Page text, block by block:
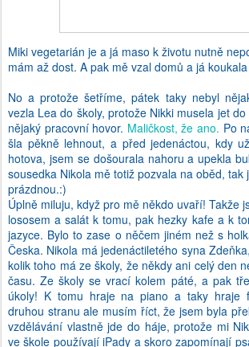
Miki vegetarián je a já maso k životu nutně
mám až dost. A pak mě vzal domů a já
No a protože šetříme, pátek taky nebyl
vezla Lea do školy, protože Nikki musela jet
nějaký pracovní hovor. Maličkost, že ano. Po
šla pěkně lehnout, a před jedenáctou, kdy
hotova, jsem se došourala nahoru a upekla
sousedka Nikola mě totiž pozvala na oběd, tak
prázdnou.:)
Úplně miluju, když pro mě někdo uvaří! Takže
lososem a salát k tomu, pak hezky kafe a k
jazyce. Bylo to zase o něčem jiném než s
Česka. Nikola má jedenáctiletého syna
kolik toho má ze školy, že někdy ani celý den
času. Ze školy se vrací kolem páté, a pak
úkoly! K tomu hraje na piano a taky hraje
druhou stranu ale musím říct, že jsem byla
vzdělávání vlastně jde do háje, protože mi
ve škole používají iPady a skoro zapomínají